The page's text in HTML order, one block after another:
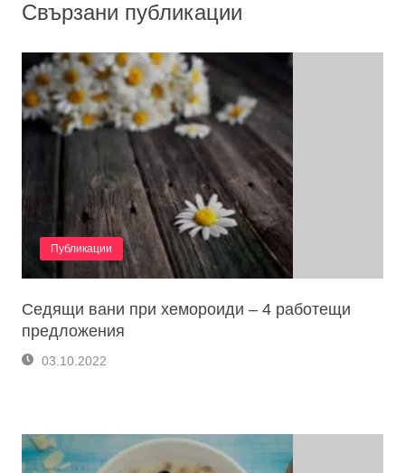
Свързани публикации
Публикации
Седящи вани при хемороиди – 4 работещи
предложения
03.10.2022